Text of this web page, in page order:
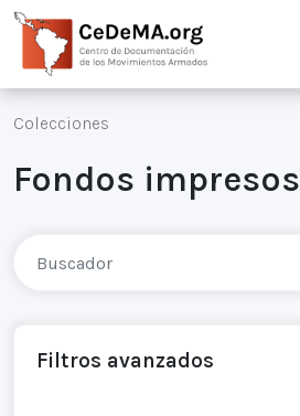
Colecciones
Fondos impresos
Filtros avanzados